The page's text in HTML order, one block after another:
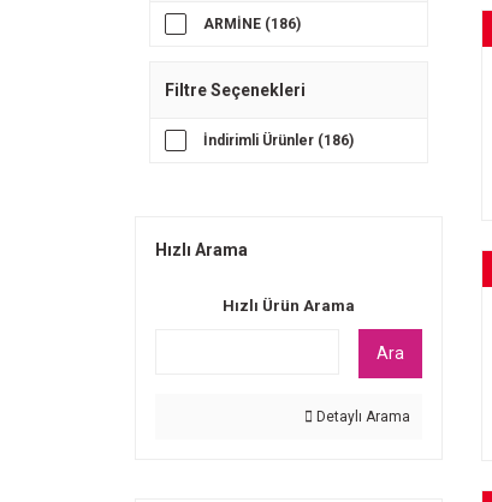
ARMİNE (186)
Filtre Seçenekleri
İndirimli Ürünler (186)
Hızlı Arama
Hızlı Ürün Arama
Ara
Detaylı Arama